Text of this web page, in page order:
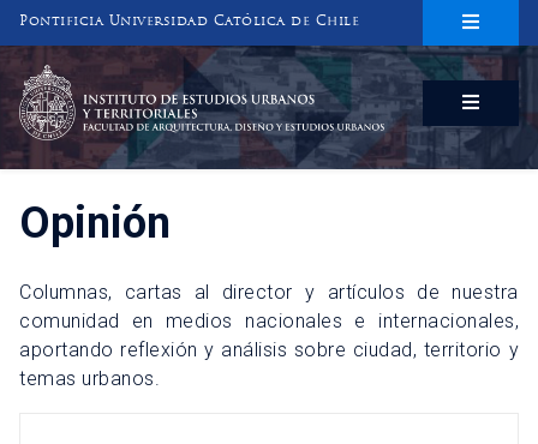
Pontificia Universidad Católica de Chile
INSTITUTO DE ESTUDIOS URBANOS
Y TERRITORIALES
FACULTAD DE ARQUITECTURA, DISEÑO Y ESTUDIOS URBANOS
Opinión
Columnas, cartas al director y artículos de nuestra
comunidad en medios nacionales e internacionales,
aportando reflexión y análisis sobre ciudad, territorio y
temas urbanos.